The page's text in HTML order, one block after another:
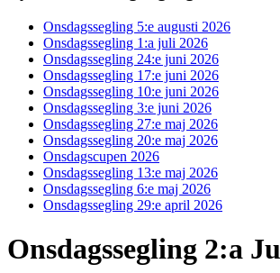
Onsdagssegling 5:e augusti 2026
Onsdagssegling 1:a juli 2026
Onsdagssegling 24:e juni 2026
Onsdagssegling 17:e juni 2026
Onsdagssegling 10:e juni 2026
Onsdagssegling 3:e juni 2026
Onsdagssegling 27:e maj 2026
Onsdagssegling 20:e maj 2026
Onsdagscupen 2026
Onsdagssegling 13:e maj 2026
Onsdagssegling 6:e maj 2026
Onsdagssegling 29:e april 2026
Onsdagssegling 2:a